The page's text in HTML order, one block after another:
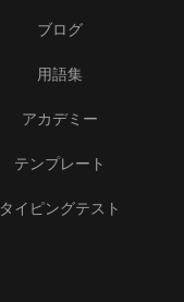
ブログ
用語集
アカデミー
テンプレート
タイピングテスト